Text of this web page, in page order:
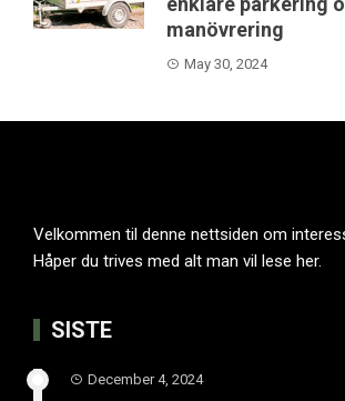
manövrering
May 30, 2024
Velkommen til denne nettsiden om
Håper du trives med alt man vil lese her.
SISTE
December 4, 2024